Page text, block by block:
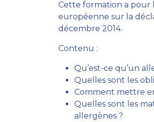
Cette formation a
européenne sur la
décembre 2014.
Contenu :
Qu’est-ce qu’un
Quelles sont les
Comment mettre
Quelles sont les
allergènes ?